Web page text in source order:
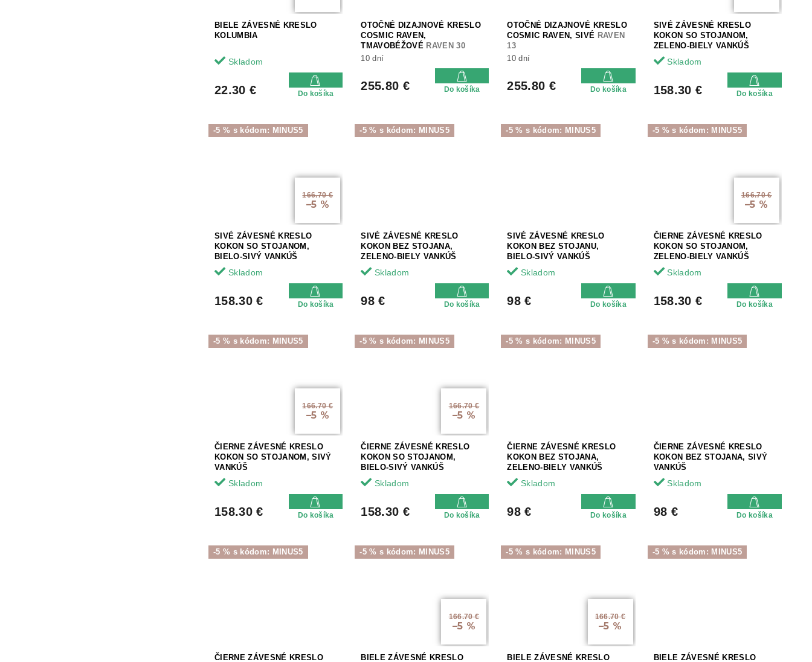
BIELE ZÁVESNÉ KRESLO
KOLUMBIA
Skladom
22.30 € Do košíka
OTOČNÉ DIZAJNOVÉ KRESLO
COSMIC RAVEN,
TMAVOBÉŽOVÉ RAVEN 30
10 dní
255.80 € Do košíka
OTOČNÉ DIZAJNOVÉ KRESLO
COSMIC RAVEN, SIVÉ RAVEN
13
10 dní
255.80 € Do košíka
SIVÉ ZÁVESNÉ KRESLO
KOKON SO STOJANOM,
ZELENO-BIELY VANKÚŠ
Skladom
158.30 € Do košíka
-5 % s kódom: MINUS5
166.70 €
–5 %
SIVÉ ZÁVESNÉ KRESLO
KOKON SO STOJANOM,
BIELO-SIVÝ VANKÚŠ
Skladom
158.30 € Do košíka
-5 % s kódom: MINUS5
SIVÉ ZÁVESNÉ KRESLO
KOKON BEZ STOJANA,
ZELENO-BIELY VANKÚŠ
Skladom
98 € Do košíka
-5 % s kódom: MINUS5
SIVÉ ZÁVESNÉ KRESLO
KOKON BEZ STOJANU,
BIELO-SIVÝ VANKÚŠ
Skladom
98 € Do košíka
-5 % s kódom: MINUS5
166.70 €
–5 %
ČIERNE ZÁVESNÉ KRESLO
KOKON SO STOJANOM,
ZELENO-BIELY VANKÚŠ
Skladom
158.30 € Do košíka
-5 % s kódom: MINUS5
166.70 €
–5 %
ČIERNE ZÁVESNÉ KRESLO
KOKON SO STOJANOM, SIVÝ
VANKÚŠ
Skladom
158.30 € Do košíka
-5 % s kódom: MINUS5
166.70 €
–5 %
ČIERNE ZÁVESNÉ KRESLO
KOKON SO STOJANOM,
BIELO-SIVÝ VANKÚŠ
Skladom
158.30 € Do košíka
-5 % s kódom: MINUS5
ČIERNE ZÁVESNÉ KRESLO
KOKON BEZ STOJANA,
ZELENO-BIELY VANKÚŠ
Skladom
98 € Do košíka
-5 % s kódom: MINUS5
ČIERNE ZÁVESNÉ KRESLO
KOKON BEZ STOJANA, SIVÝ
VANKÚŠ
Skladom
98 € Do košíka
-5 % s kódom: MINUS5
ČIERNE ZÁVESNÉ KRESLO
-5 % s kódom: MINUS5
166.70 €
–5 %
BIELE ZÁVESNÉ KRESLO
-5 % s kódom: MINUS5
166.70 €
–5 %
BIELE ZÁVESNÉ KRESLO
-5 % s kódom: MINUS5
BIELE ZÁVESNÉ KRESLO